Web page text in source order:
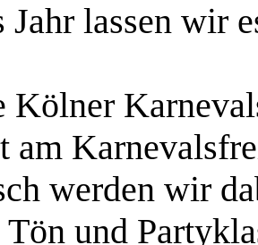
Jahr lassen wir
Kölner
am
werden wir
und